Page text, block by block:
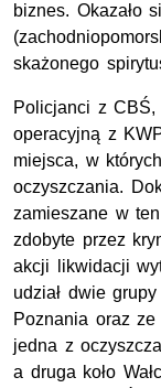
biznes. Okazało
skażonego
Policjanci z
operacyjną z
miejsca, w
oczyszczania.
zamieszane w
zdobyte przez
akcji likwidacji
udział dwie
Poznania oraz
jedna z
a druga koło